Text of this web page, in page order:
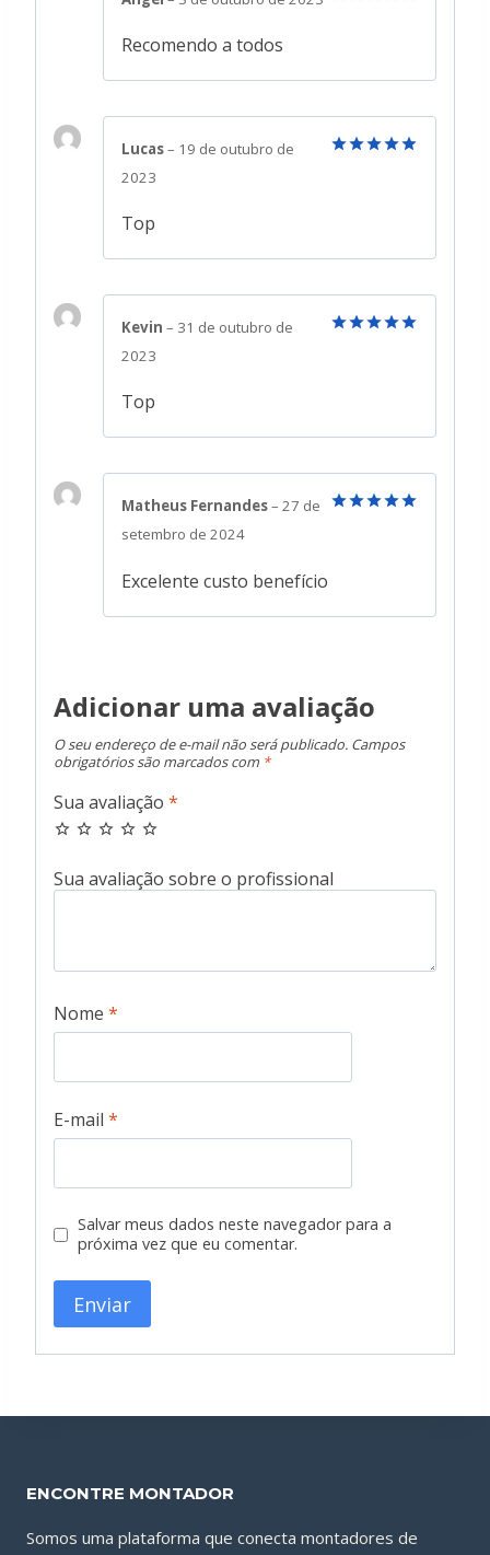
Recomendo a todos
Lucas– 19 de outubro de
2023
Top
Kevin – 31 de outubro de
2023
Top
Matheus Fernandes– 27 de
setembro de 2024
Excelente custo benefício
Adicionar uma avaliação
O seu endereço de e-mail não será publicado. Campos
obrigatórios são marcados com *
Sua avaliação *
Nome *
E-mail *
Salvar meus dados neste navegador para a
próxima vez que eu comentar.
ENCONTRE MONTADOR
Somos uma plataforma que conecta montadores de